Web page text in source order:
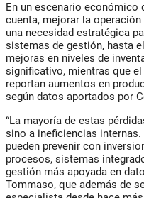
En un escenario económico
cuenta, mejorar la
una necesidad estratégica
sistemas de gestión, hasta
mejoras en niveles de
significativo, mientras que
reportan aumentos en
según datos aportados por
“La mayoría de estas
sino a ineficiencias
pueden prevenir con
procesos, sistemas
gestión más apoyada en
Tommaso, que además de